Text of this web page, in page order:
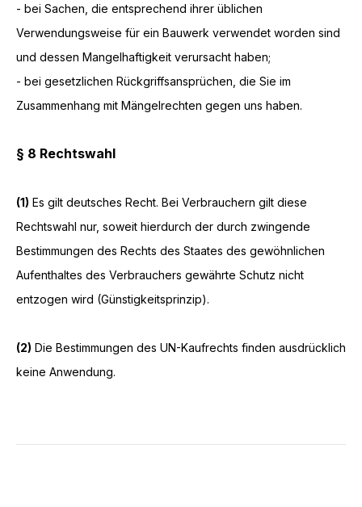
- bei Sachen, die entsprechend ihrer üblichen
Verwendungsweise für ein Bauwerk verwendet worden sind
und dessen Mangelhaftigkeit verursacht haben;
- bei gesetzlichen Rückgriffsansprüchen, die Sie im
Zusammenhang mit Mängelrechten gegen uns haben.
§ 8 Rechtswahl
(1) Es gilt deutsches Recht. Bei Verbrauchern gilt diese
Rechtswahl nur, soweit hierdurch der durch zwingende
Bestimmungen des Rechts des Staates des gewöhnlichen
Aufenthaltes des Verbrauchers gewährte Schutz nicht
entzogen wird (Günstigkeitsprinzip).
(2) Die Bestimmungen des UN-Kaufrechts finden ausdrücklich
keine Anwendung.